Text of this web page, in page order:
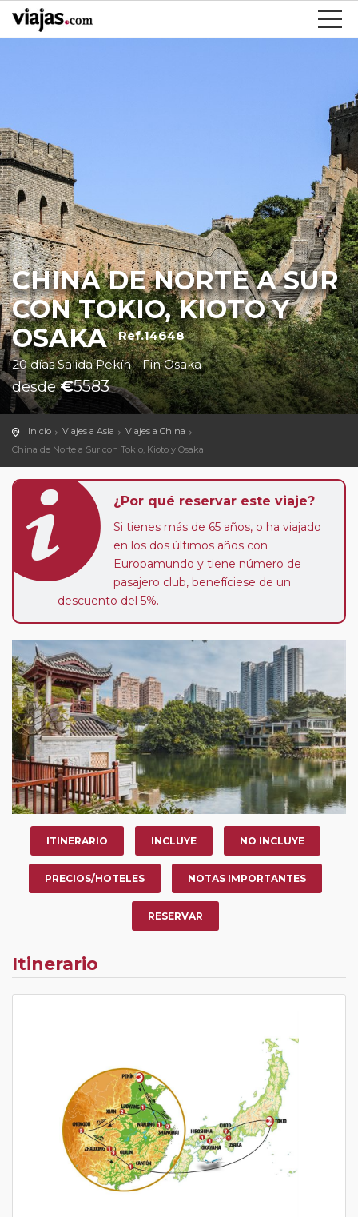
CHINA DE NORTE A SUR
CON TOKIO, KIOTO Y
OSAKA Ref.14648
20 días Salida Pekín - Fin Osaka
desde€5583
Inicio Viajes a Asia
Viajes a China
China de Norte a Sur con Tokio, Kioto y Osaka
¿Por qué reservar este viaje?
Si tienes más de 65 años, o ha viajado
en los dos últimos años con
Europamundo y tiene número de
pasajero club, benefíciese de un
descuento del 5%.
ITINERARIO INCLUYE NO INCLUYE
PRECIOS/HOTELES NOTAS IMPORTANTES
RESERVAR
Itinerario